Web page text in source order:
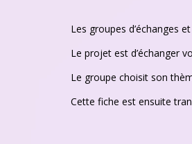
Les groupes d’échanges
Le projet est d’échanger
Le groupe choisit son
Cette fiche est ensuite